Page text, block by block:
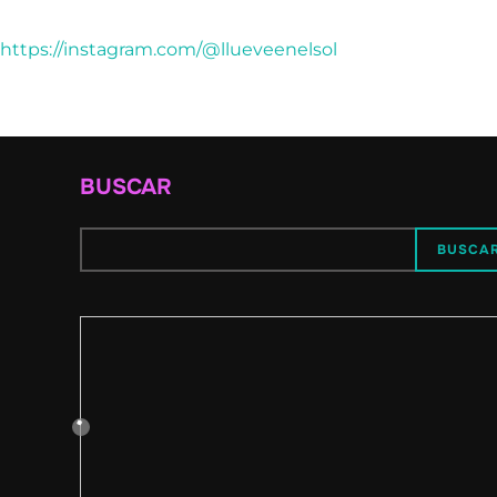
https://instagram.com/@llueveenelsol
BUSCAR